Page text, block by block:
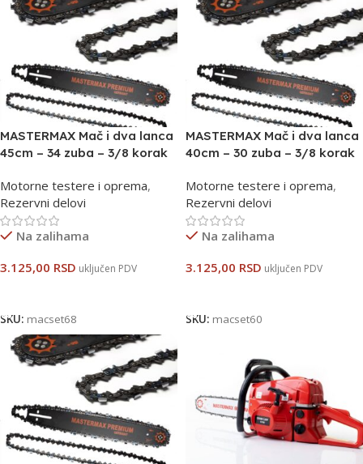
MASTERMAX Mač i dva lanca
45cm – 34 zuba – 3/8 korak
Motorne testere i oprema,
Rezervni delovi
Na zalihama
3.125,00 RSD uključen PDV
SKU: macset68
MASTERMAX Mač i dva lanca
40cm – 30 zuba – 3/8 korak
Motorne testere i oprema,
Rezervni delovi
Na zalihama
3.125,00 RSD uključen PDV
SKU: macset60